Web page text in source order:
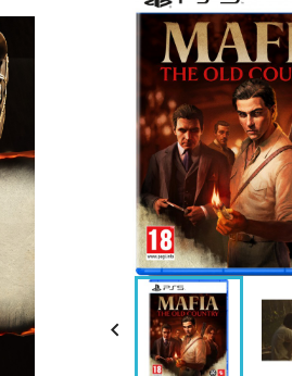
